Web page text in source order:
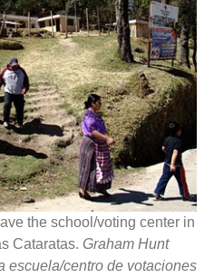
the school/voting center in
Cataratas. Graham Hunt
escuela/centro de votaciones